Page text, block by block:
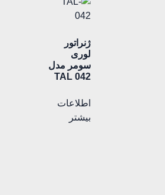
ژنراتور
لوری
سومر مدل
TAL 042
اطلاعات
بیشتر